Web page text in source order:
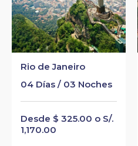
Rio de Janeiro
04 Días / 03 Noches
Desde $ 325.00 o S/.
1,170.00